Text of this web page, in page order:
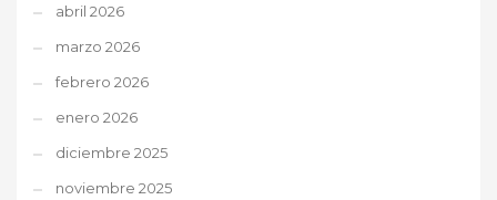
abril 2026
marzo 2026
febrero 2026
enero 2026
diciembre 2025
noviembre 2025